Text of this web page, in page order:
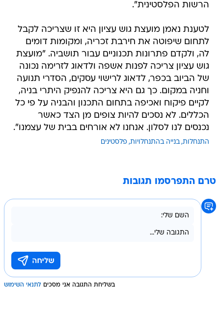
הרשות הפלסטינית".
לטענת נאמן מועצת גוש עציון היא זו שצריכה לקבל
לתחום שיפוטה את חירבת זכריה, ומקומות דומים
לה, ולקדם פתרונות תכנוניים עבור תושביה. "מועצת
גוש עציון צריכה לפנות אשפה ולדאוג לזרימה נכונה
של הביוב בכפר, לדאוג לרישוי עסקים, הסדרי תנועה
וחניה במקום. כך גם היא צריכה להנפיק היתרי בניה,
לקיים פיקוח ואכיפה בתחום התכנון והבניה על פי כל
הכללים. לא נסכים להיות צופים מן הצד כאשר
נכנסים לנו לסלון. אנחנו לא אורחים בבית של עצמנו".
התנחלות בנייה בהתנחלויות פלסטינים
טרם התפרסמו תגובות
בשליחת התגובה אני מסכים לתנאי השימוש